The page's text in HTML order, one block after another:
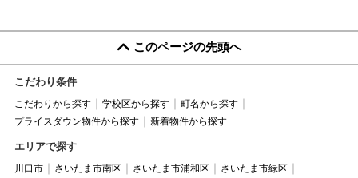
このページの先頭へ
こだわり条件
こだわりから探す 学校区から探す
町名から探す
プライスダウン物件から探す
新着物件から探す
エリアで探す
川口市 さいたま市南区 さいたま市浦和区
さいたま市緑区